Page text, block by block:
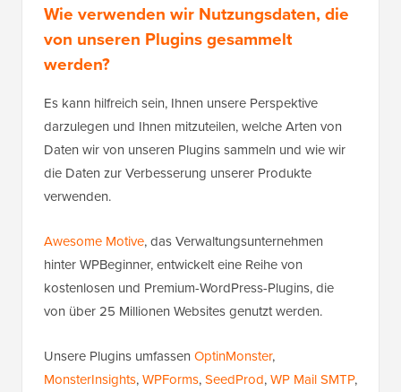
Wie verwenden wir Nutzungsdaten, die
von unseren Plugins gesammelt
werden?
Es kann hilfreich sein, Ihnen unsere Perspektive
darzulegen und Ihnen mitzuteilen, welche Arten von
Daten wir von unseren Plugins sammeln und wie wir
die Daten zur Verbesserung unserer Produkte
verwenden.
Awesome Motive, das Verwaltungsunternehmen
hinter WPBeginner, entwickelt eine Reihe von
kostenlosen und Premium-WordPress-Plugins, die
von über 25 Millionen Websites genutzt werden.
Unsere Plugins umfassen OptinMonster,
MonsterInsights,WPForms,SeedProd,WP Mail SMTP,